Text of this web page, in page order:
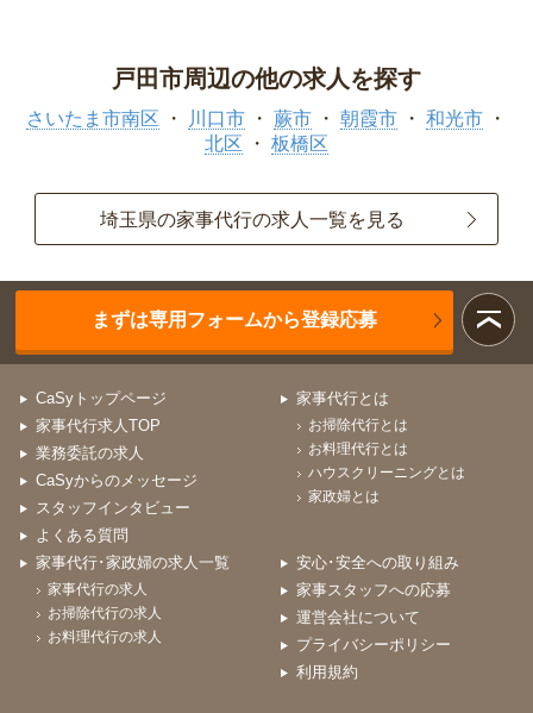
戸田市周辺の他の求人を探す
さいたま市南区 川口市 蕨市 朝霞市
和光市
北区
板橋区
埼玉県の家事代行の求人一覧を見る
まずは専用フォームから登録応募
CaSyトップページ
家事代行求人TOP
業務委託の求人
CaSyからのメッセージ
スタッフインタビュー
よくある質問
家事代行とは
お掃除代行とは
お料理代行とは
ハウスクリーニングとは
家政婦とは
家事代行･家政婦の求人一覧
家事代行の求人
お掃除代行の求人
お料理代行の求人
安心･安全への取り組み
家事スタッフへの応募
運営会社について
プライバシーポリシー
利用規約